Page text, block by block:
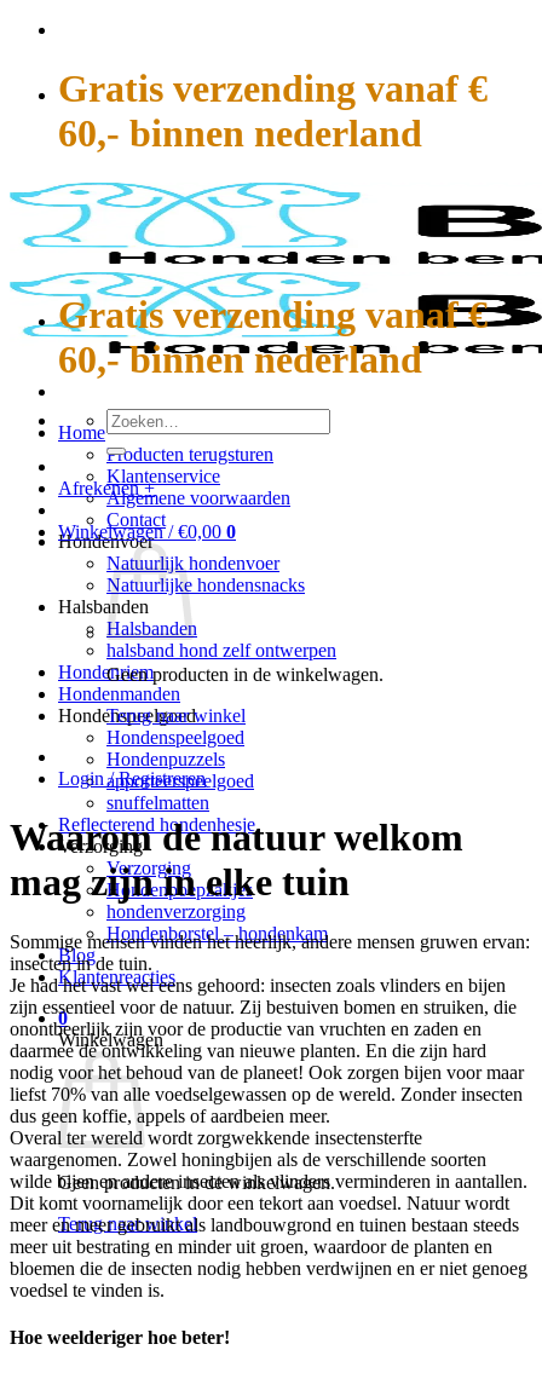
Gratis verzending vanaf €
60,- binnen nederland
Home
Producten terugsturen
Klantenservice
Algemene voorwaarden
Contact
Hondenvoer
Natuurlijk hondenvoer
Natuurlijke hondensnacks
Halsbanden
Halsbanden
halsband hond zelf ontwerpen
Hondenriem
Hondenmanden
Hondenspeelgoed
Hondenspeelgoed
Hondenpuzzels
apporteerspeelgoed
snuffelmatten
Reflecterend hondenhesje
Verzorging
Verzorging
Hondenpoepzakjes
hondenverzorging
Hondenborstel – hondenkam
Blog
Klantenreacties
0
Winkelwagen
Geen producten in de winkelwagen.
Terug naar winkel
Gratis verzending vanaf €
60,- binnen nederland
Zoeken
naar:
Afrekenen +
Winkelwagen /€0,00 0
Geen producten in de winkelwagen.
Terug naar winkel
Login / Registreren
Waarom de natuur welkom
mag zijn in elke tuin
Sommige mensen vinden het heerlijk, andere mensen gruwen ervan:
insecten in de tuin.
Je had het vast wel eens gehoord: insecten zoals vlinders en bijen
zijn essentieel voor de natuur. Zij bestuiven bomen en struiken, die
onontbeerlijk zijn voor de productie van vruchten en zaden en
daarmee de ontwikkeling van nieuwe planten. En die zijn hard
nodig voor het behoud van de planeet! Ook zorgen bijen voor maar
liefst 70% van alle voedselgewassen op de wereld. Zonder insecten
dus geen koffie, appels of aardbeien meer.
Overal ter wereld wordt zorgwekkende insectensterfte
waargenomen. Zowel honingbijen als de verschillende soorten
wilde bijen en andere insecten als vlinders verminderen in aantallen.
Dit komt voornamelijk door een tekort aan voedsel. Natuur wordt
meer en meer gebruikt als landbouwgrond en tuinen bestaan steeds
meer uit bestrating en minder uit groen, waardoor de planten en
bloemen die de insecten nodig hebben verdwijnen en er niet genoeg
voedsel te vinden is.
Hoe weelderiger hoe beter!